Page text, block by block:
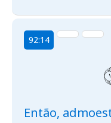
92:14
Então,